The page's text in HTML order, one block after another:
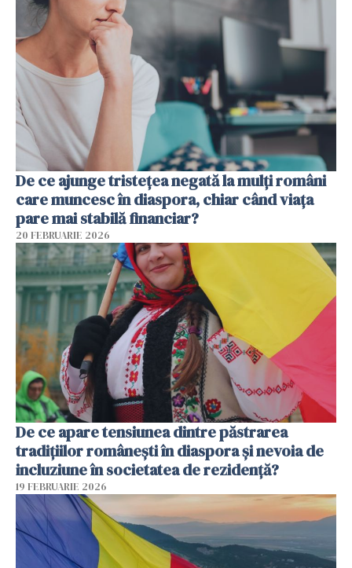
De ce ajunge tristețea negată la mulți români
care muncesc în diaspora, chiar când viața
pare mai stabilă financiar?
20 FEBRUARIE 2026
De ce apare tensiunea dintre păstrarea
tradițiilor românești în diaspora și nevoia de
incluziune în societatea de rezidență?
19 FEBRUARIE 2026